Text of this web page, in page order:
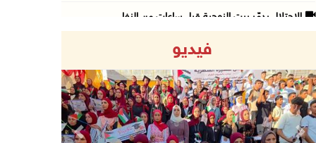
الاحتلال يدمّر بيت الزوجية قبل ساعات من الزفا ...
06/آب/2026 06:56 م
الاحتلال يسلم جثمان الشهيد علاء صبيح من قرية ...
06/آب/2026 06:38 م
فيديو
Previous Next